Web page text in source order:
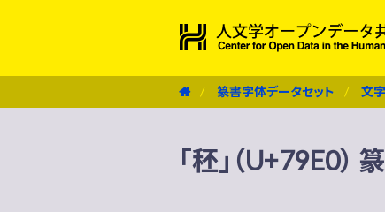
篆書字体データセット 文
「秠」（U+79E0